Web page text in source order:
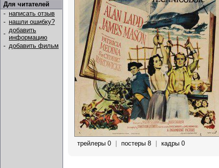
Для читателей
- написать отзыв
- нашли ошибку?
- добавить
информацию
- добавить фильм
трейлеры 0 постеры 8 кадры 0